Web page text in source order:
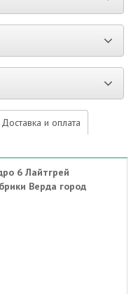
Доставка и оплата
6 Лайтгрей
Верда город